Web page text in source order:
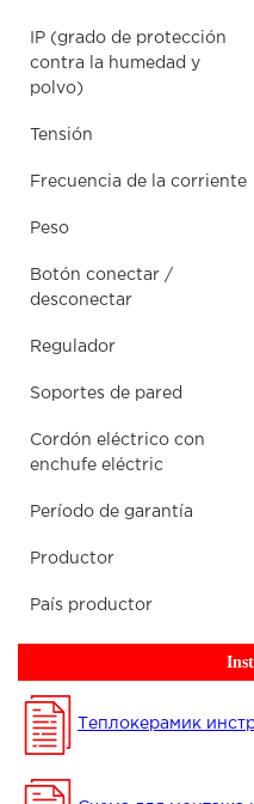
IP (grado de protección
contra la humedad y
polvo)
Tensión
Frecuencia de la corriente
Peso
Botón conectar /
desconectar
Regulador
Soportes de pared
Cordón eléctrico con
enchufe eléctric
Período de garantía
Productor
País productor
Теплокерамик